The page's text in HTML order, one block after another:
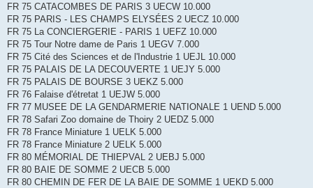
FR 75 CATACOMBES DE PARIS 3 UECW 10.000
FR 75 PARIS - LES CHAMPS ELYSÉES 2 UECZ 10.000
FR 75 La CONCIERGERIE - PARIS 1 UEFZ 10.000
FR 75 Tour Notre dame de Paris 1 UEGV 7.000
FR 75 Cité des Sciences et de l'Industrie 1 UEJL 10.000
FR 75 PALAIS DE LA DECOUVERTE 1 UEJY 5.000
FR 75 PALAIS DE BOURSE 3 UEKZ 5.000
FR 76 Falaise d'étretat 1 UEJW 5.000
FR 77 MUSEE DE LA GENDARMERIE NATIONALE 1 UEND 5.000
FR 78 Safari Zoo domaine de Thoiry 2 UEDZ 5.000
FR 78 France Miniature 1 UELK 5.000
FR 78 France Miniature 2 UELK 5.000
FR 80 MÉMORIAL DE THIEPVAL 2 UEBJ 5.000
FR 80 BAIE DE SOMME 2 UECB 5.000
FR 80 CHEMIN DE FER DE LA BAIE DE SOMME 1 UEKD 5.000